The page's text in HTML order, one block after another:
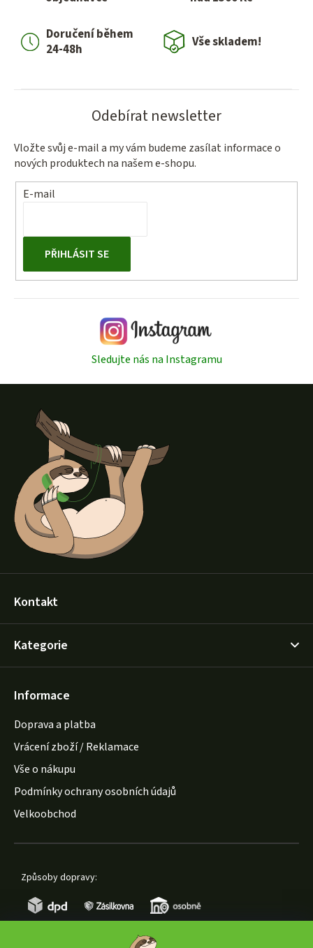
k
v
p
i
Doručení během
24-48h
Vše skladem!
Odebírat newsletter
Vložte svůj e-mail a my vám budeme zasílat informace o
nových produktech na našem e-shopu.
E-mail
PŘIHLÁSIT SE
Sledujte nás na Instagramu
Kontakt
Kategorie
Informace
Doprava a platba
Vrácení zboží / Reklamace
Vše o nákupu
Podmínky ochrany osobních údajů
Velkoobchod
Způsoby dopravy: